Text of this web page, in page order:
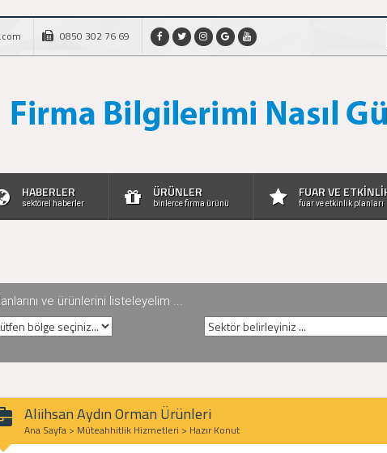
0850 302 76 69
HABERLER
sektörel haberler
ÜRÜNLER
binlerce firma ürünü
FUAR VE
fuar ve etkinlik planları
ve ürünlerini listeleyelim ...
Aliihsan Aydın Orman Ürünleri
Ana Sayfa > Müteahhitlik Hizmetleri > Hazır Konut